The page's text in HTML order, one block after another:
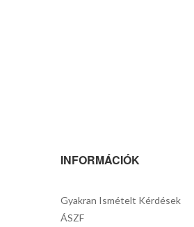
INFORMÁCIÓK
Gyakran Ismételt Kérdések
ÁSZF